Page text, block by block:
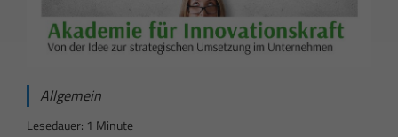
Allgemein
Lesedauer: 1 Minute